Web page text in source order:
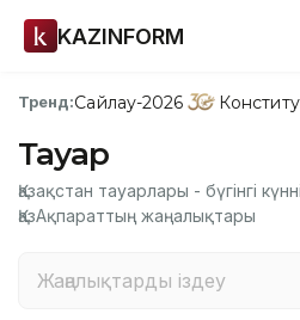
KAZINFORM
Тренд:Сайлау-2026
Тауар
Қазақстан тауарлары - бүгінгі
ҚазАқпараттың жаңалықтары